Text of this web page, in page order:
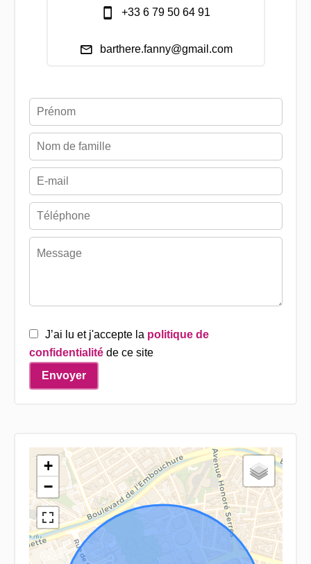
+33 6 79 50 64 91
barthere.fanny@gmail.com
J’ai lu et j'accepte la politique de
confidentialitéde ce site
Envoyer
+
−